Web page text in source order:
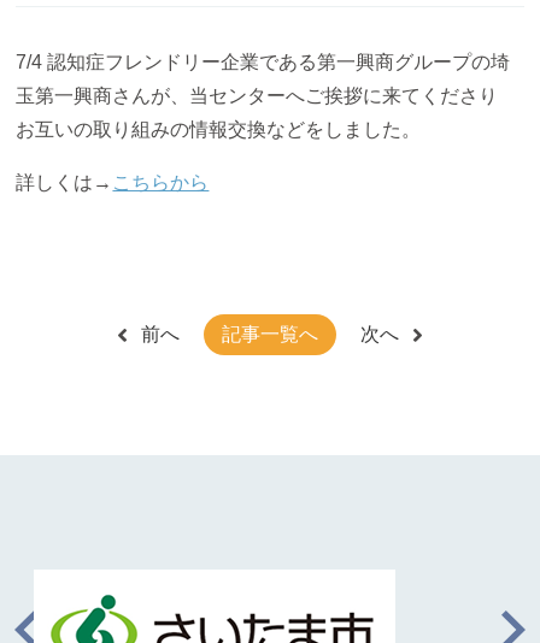
7/4 認知症フレンドリー企業である第一興商グループの埼
玉第一興商さんが、当センターへご挨拶に来てくださり
お互いの取り組みの情報交換などをしました。
詳しくは→ こちらから
前へ 記事一覧へ 次へ